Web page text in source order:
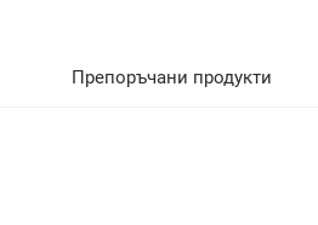
Препоръчани продукти